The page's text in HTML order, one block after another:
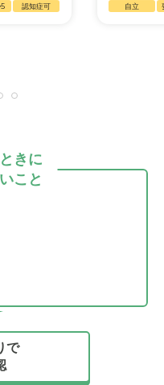
認知症可 自立
きに
こと
で